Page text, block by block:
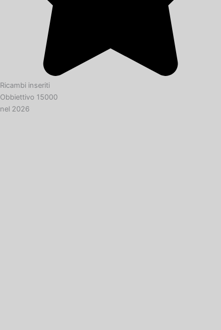
Ricambi inseriti
Obbiettivo 15000
nel 2026